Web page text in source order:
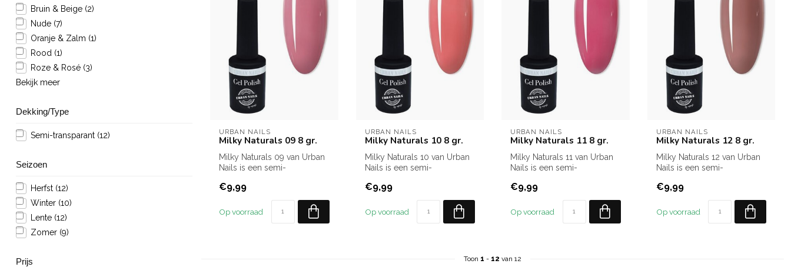
Bruin & Beige (2)
Nude (7)
Oranje & Zalm (1)
Rood (1)
Roze & Rosé (3)
Bekijk meer
Dekking/Type
Semi-transparant (12)
Seizoen
Herfst (12)
Winter (10)
Lente (12)
Zomer (9)
Prijs
URBAN NAILS
Milky Naturals 09 8 gr.
Milky Naturals 09 van Urban
Nails is een semi-
don...
€9,99
Op voorraad
URBAN NAILS
Milky Naturals 10 8 gr.
Milky Naturals 10 van Urban
Nails is een semi-
war...
€9,99
Op voorraad
URBAN NAILS
Milky Naturals 11 8 gr.
Milky Naturals 11 van Urban
Nails is een semi-
moo...
€9,99
Op voorraad
URBAN NAILS
Milky Naturals 12 8 gr.
Milky Naturals 12 van Urban
Nails is een semi-
moo...
€9,99
Op voorraad
Toon 1 - 12 van 12